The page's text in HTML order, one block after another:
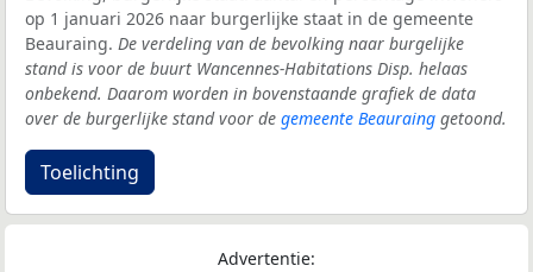
op 1 januari 2026 naar burgerlijke staat in de gemeente
Beauraing. De verdeling van de bevolking naar burgelijke
stand is voor de buurt Wancennes-Habitations Disp. helaas
onbekend. Daarom worden in bovenstaande grafiek de data
over de burgerlijke stand voor de gemeente Beauraing getoond.
Toelichting
Advertentie: